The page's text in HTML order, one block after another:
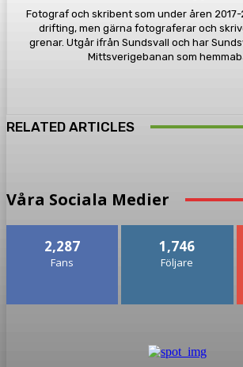
Fotograf och skribent som under åren
drifting, men gärna fotograferar och
grenar. Utgår ifrån Sundsvall och har
Mittsverigebanan som
RELATED ARTICLES
Våra Sociala Medier
2,287
Fans
1,746
Följare